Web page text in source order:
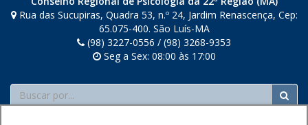
Rua das Sucupiras, Quadra 53, n.º 24, Jardim Renascença, Cep:
65.075-400. São Luís-MA
(98) 3227-0556 / (98) 3268-9353
Seg a Sex: 08:00 às 17:00
Buscar